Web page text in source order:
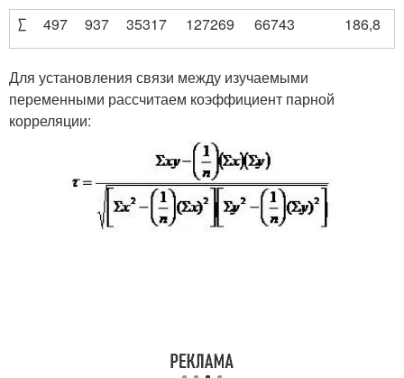
∑
497 937 35317 127269 66743 186,8
Для установления связи между изучаемыми
переменными рассчитаем коэффициент парной
корреляции: